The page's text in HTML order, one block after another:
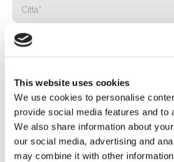
This website uses cookies
We use cookies to personalise
provide social media features and to
We also share information about
our social media, advertising and
may combine it with other